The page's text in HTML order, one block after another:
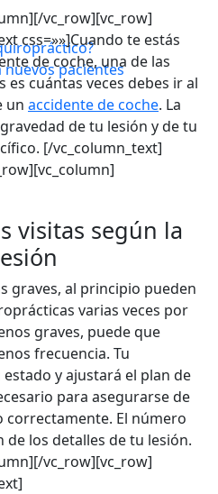
pacientes
vc_row][vc_row]
css=»»]Cuando te estás
de coche, una de las
cuántas veces debes ir al
un accidente de coche. La
de tu lesión y de tu
[/vc_column_text]
visitas según la
graves, al principio pueden
varias veces por
graves, puede que
frecuencia. Tu
y ajustará el plan de
para asegurarse de
correctamente. El número
los detalles de tu lesión.
vc_row][vc_row]